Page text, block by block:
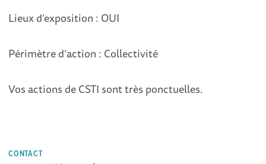
Lieux d’exposition : OUI
Périmètre d’action : Collectivité
Vos actions de CSTI sont très ponctuelles.
CONTACT